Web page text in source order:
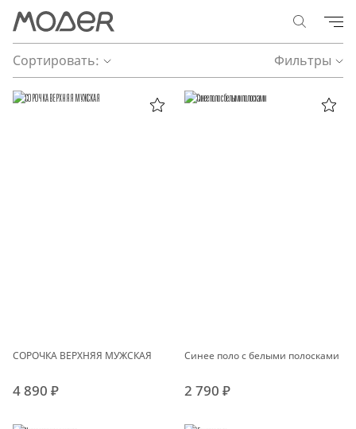
Сортировать: Фильтры
СОРОЧКА ВЕРХНЯЯ МУЖСКАЯ
4 890 ₽
Синее поло с белыми полосками
2 790 ₽